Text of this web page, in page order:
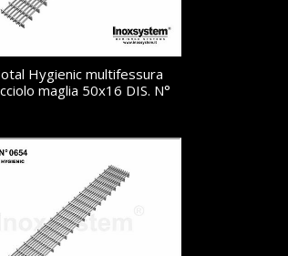
Hygienic multifessura
maglia 50x16 DIS. N°